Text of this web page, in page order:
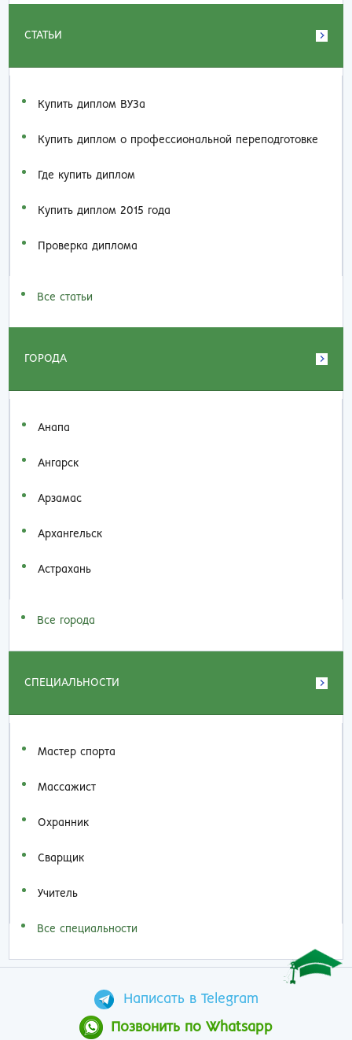
СТАТЬИ
Купить диплом ВУЗа
Купить диплом о профессиональной переподготовке
Где купить диплом
Купить диплом 2015 года
Проверка диплома
Все статьи
ГОРОДА
Анапа
Ангарск
Арзамас
Архангельск
Астрахань
Все города
СПЕЦИАЛЬНОСТИ
Мастер спорта
Массажист
Охранник
Сварщик
Учитель
Все специальности
Написать в Telegram
Позвонить по Whatsapp